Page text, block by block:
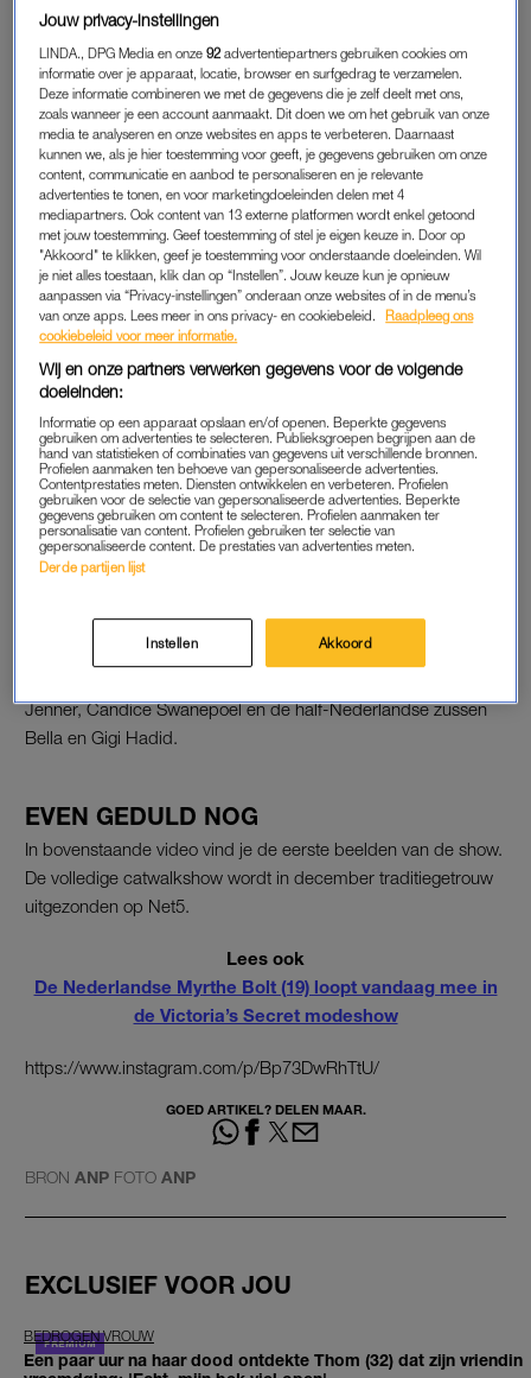
show een video met beelden van haar Victoria’s Secret-
avontuur.
‘BESTE VICTORIA…’
In het bijschrift bedankte ze het merk voor alle mooie jaren.
‘Beste Victoria. Bedankt dat je me de wereld hebt laten zien,
je geheimen hebt gedeeld en – het belangrijkste – dat je me
niet alleen vleugels hebt gegeven, maar me ook hebt leren
vliegen.’ Verder bedankt ze ‘de beste fans in de wereld’.
ALLERLAATSTE SHOW
De 37-jarige Adriana loopt donderdag voor de achttiende keer
mee in de Victoria’s Secret Fashion Show, die jaarlijks door
miljoenen mensen wordt bekeken. De Braziliaanse was twintig
jaar verbonden aan het Amerikaanse lingeriemerk.
HOLLANDS GLORIE
Wijnaldum en Myrthe Bolt,die wij voorafgaand aan de show
, schitterden in de Victoria’s Secret Fashion Show. Ze
Jenner, Candice Swanepoel en de half-Nederlandse zussen
Bella en Gigi Hadid.
EVEN GEDULD NOG
In bovenstaande video vind je de eerste beelden van de show.
De volledige catwalkshow wordt in december traditiegetrouw
uitgezonden op Net5.
Lees ook
De Nederlandse Myrthe Bolt (19) loopt vandaag mee in
de Victoria’s Secret modeshow
https://www.instagram.com/p/Bp73DwRhTtU/
GOED ARTIKEL? DELEN MAAR.
BRON ANP FOTO ANP
EXCLUSIEF VOOR JOU
BEDROGEN VROUW
Een paar uur na haar dood ontdekte Thom (32) dat zijn vriendin
Jouw privacy-instellingen
LINDA., DPG Media en onze92 advertentiepartners gebruiken cookies om
informatie over je apparaat, locatie, browser en surfgedrag te verzamelen.
Deze informatie combineren we met de gegevens die je zelf deelt met ons,
zoals wanneer je een account aanmaakt. Dit doen we om het gebruik van onze
media te analyseren en onze websites en apps te verbeteren. Daarnaast
kunnen we, als je hier toestemming voor geeft, je gegevens gebruiken om onze
content, communicatie en aanbod te personaliseren en je relevante
advertenties te tonen, en voor marketingdoeleinden delen met 4
mediapartners. Ook content van 13 externe platformen wordt enkel getoond
met jouw toestemming. Geef toestemming of stel je eigen keuze in. Door op
"Akkoord" te klikken, geef je toestemming voor onderstaande doeleinden. Wil
je niet alles toestaan, klik dan op “Instellen”. Jouw keuze kun je opnieuw
aanpassen via “Privacy-instellingen” onderaan onze websites of in de menu’s
van onze apps. Lees meer in ons privacy- en cookiebeleid.
Raadpleeg ons
cookiebeleid voor meer informatie.
Wij en onze partners verwerken gegevens voor de volgende
doeleinden:
Informatie op een apparaat opslaan en/of openen. Beperkte gegevens
gebruiken om advertenties te selecteren. Publieksgroepen begrijpen aan de
hand van statistieken of combinaties van gegevens uit verschillende bronnen.
Profielen aanmaken ten behoeve van gepersonaliseerde advertenties.
Contentprestaties meten. Diensten ontwikkelen en verbeteren. Profielen
gebruiken voor de selectie van gepersonaliseerde advertenties. Beperkte
gegevens gebruiken om content te selecteren. Profielen aanmaken ter
personalisatie van content. Profielen gebruiken ter selectie van
gepersonaliseerde content. De prestaties van advertenties meten.
Derde partijen lijst
Instellen Akkoord